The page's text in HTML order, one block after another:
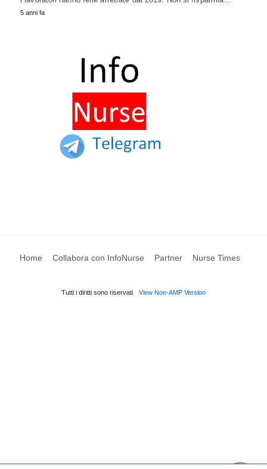
5 anni fa
Home Collabora con InfoNurse Partner Nurse Times
Tutti i diritti sono riservati View Non-AMP Version